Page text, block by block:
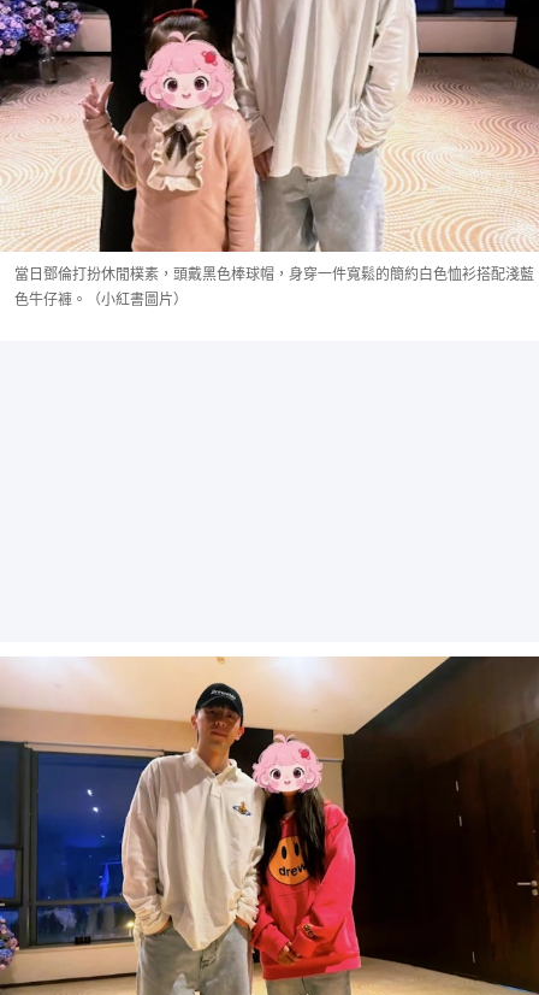
當日鄧倫打扮休閒樸素，頭戴黑色棒球帽，身穿一件寬鬆的簡約白色恤衫搭配淺藍
色牛仔褲。（小紅書圖片）